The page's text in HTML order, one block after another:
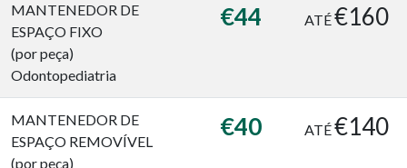
MANTENEDOR DE
ESPAÇO FIXO
(por peça)
Odontopediatria
€44 ATÉ€160
MANTENEDOR DE
ESPAÇO REMOVÍVEL
(por peça)
€40 ATÉ€140